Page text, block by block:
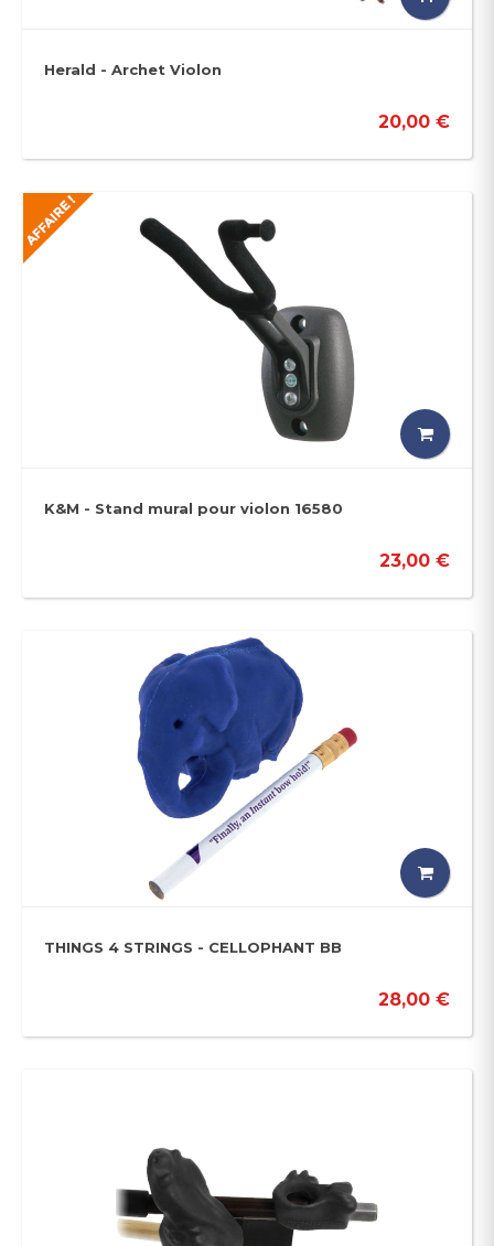
Herald - Archet Violon
20,00 €
K&M - Stand mural pour violon 16580
23,00 €
THINGS 4 STRINGS - CELLOPHANT BB
28,00 €